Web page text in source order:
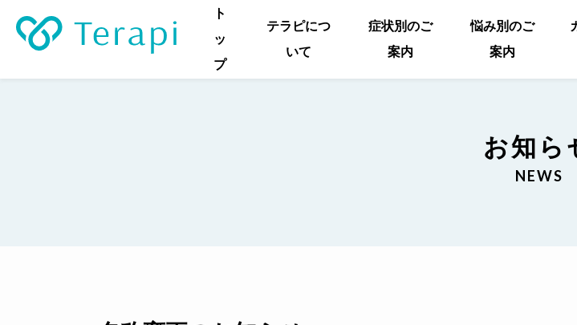
ト
ッ
プ
テラピにつ
いて
テラピの特徴
ご利用料金
ご利用の流れ
よくあるご質問
お知らせ
症状別のご
案内
うつ病
パニック症
強迫症
社交不安症
過食症
悩み別のご
案内
友人関係の悩
職場の悩み
お知ら
NEWS